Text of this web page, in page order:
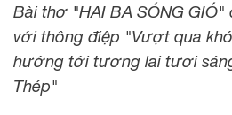
Bài thơ "HAI BA SÓNG GIÓ"
với thông điệp "Vượt qua
hướng tới tương lai tươi
Thép"